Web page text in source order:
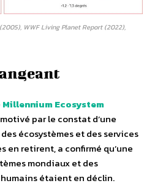
WWF Living Planet Report (2022),
Millennium Ecosystem
par le constat d’une
écosystèmes et des services
en retirent, a confirmé qu’une
mondiaux et des
étaient en déclin.